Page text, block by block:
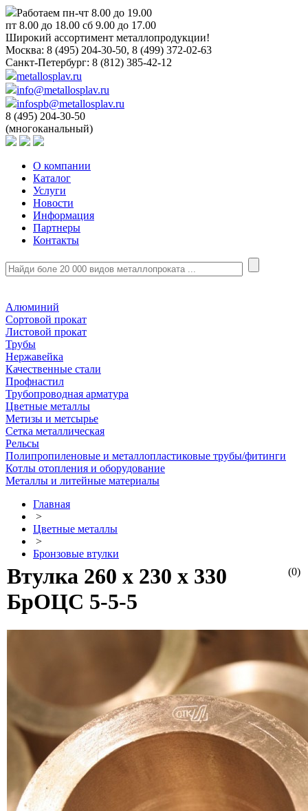
Работаем пн-чт 8.00 до 19.00
пт 8.00 до 18.00 сб 9.00 до 17.00
Широкий ассортимент металлопродукции!
Москва: 8 (495) 204-30-50, 8 (499) 372-02-63
Санкт-Петербург: 8 (812) 385-42-12
metallosplav.ru
info@metallosplav.ru
infospb@metallosplav.ru
8 (495) 204-30-50
(многоканальный)
О компании
Каталог
Услуги
Новости
Информация
Партнеры
Контакты
Алюминий
Сортовой прокат
Листовой прокат
Трубы
Нержавейка
Качественные стали
Профнастил
Трубопроводная арматура
Цветные металлы
Метизы и метсырье
Сетка металлическая
Рельсы
Полипропиленовые и металлопластиковые трубы/фитинги
Котлы отопления и оборудование
Металлы и литейные материалы
Главная
>
Цветные металлы
>
Бронзовые втулки
(0)
Втулка 260 х 230 х 330
БрОЦС 5-5-5